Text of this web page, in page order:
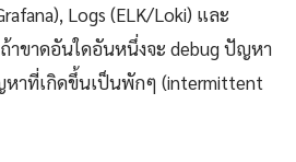
Logs (ELK/Loki) และ
ถ้าขาดอันใดอันหนึ่งจะ debug ปัญหา
หาที่เกิดขึ้นเป็นพักๆ (intermittent